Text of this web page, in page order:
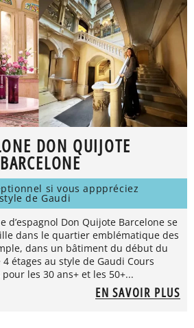
DON QUIJOTE
BARCELONE
si vous apppréciez
de Gaudi
d’espagnol Don Quijote Barcelone se
dans le quartier emblématique des
dans un bâtiment du début du
étages au style de Gaudi Cours
les 30 ans+ et les 50+...
EN SAVOIR PLUS